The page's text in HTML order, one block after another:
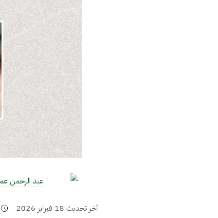
عبد الرحمن
آخر تحديث 18 فبراير 2026